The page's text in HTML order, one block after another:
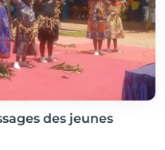
des jeunes